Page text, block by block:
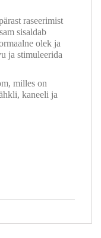
raseerimist
sisaldab
olek ja
ja stimuleerida
milles on
kaneeli ja